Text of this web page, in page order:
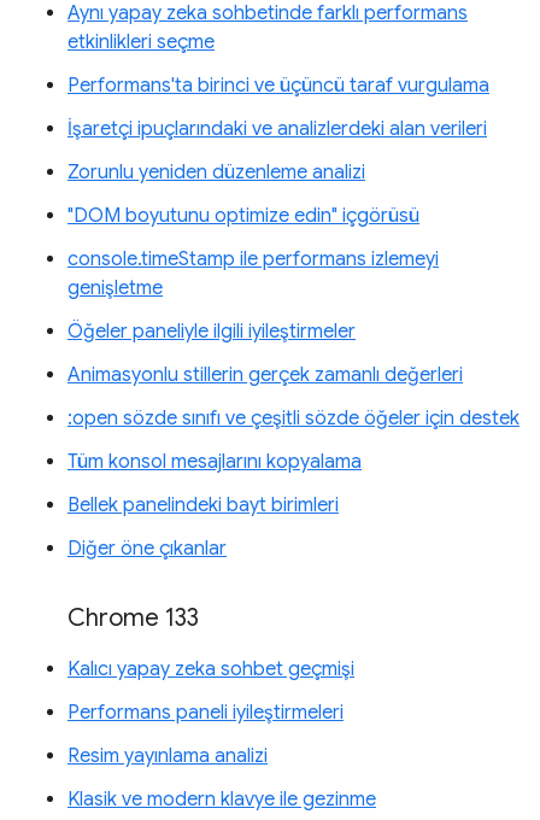
Aynı yapay zeka sohbetinde farklı performans
etkinlikleri seçme
Performans'ta birinci ve üçüncü taraf vurgulama
İşaretçi ipuçlarındaki ve analizlerdeki alan verileri
Zorunlu yeniden düzenleme analizi
"DOM boyutunu optimize edin" içgörüsü
console.timeStamp ile performans izlemeyi
genişletme
Öğeler paneliyle ilgili iyileştirmeler
Animasyonlu stillerin gerçek zamanlı değerleri
:open sözde sınıfı ve çeşitli sözde öğeler için destek
Tüm konsol mesajlarını kopyalama
Bellek panelindeki bayt birimleri
Diğer öne çıkanlar
Chrome 133
Kalıcı yapay zeka sohbet geçmişi
Performans paneli iyileştirmeleri
Resim yayınlama analizi
Klasik ve modern klavye ile gezinme